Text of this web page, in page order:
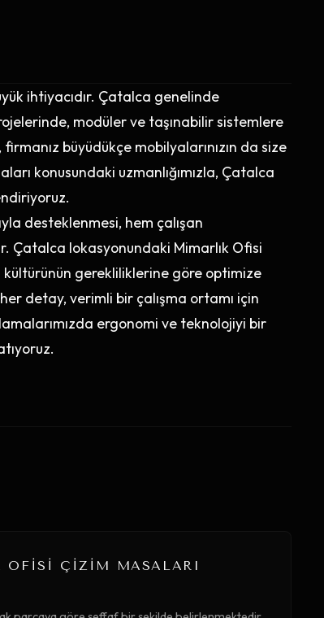
ihtiyacıdır. Çatalca genelinde
modüler ve taşınabilir sistemlere
büyüdükçe mobilyalarınızın da size
konusundaki uzmanlığımızla, Çatalca
desteklenmesi, hem çalışan
Çatalca lokasyonundaki Mimarlık Ofisi
kültürünün gerekliliklerine göre optimize
detay, verimli bir çalışma ortamı için
ergonomi ve teknolojiyi bir
OFISI ÇIZIM MASALARI